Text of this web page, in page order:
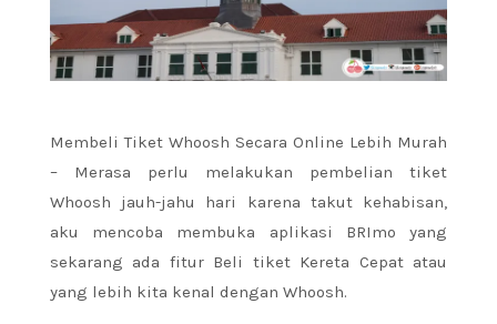
Membeli Tiket Whoosh Secara Online Lebih Murah
– Merasa perlu melakukan pembelian tiket
Whoosh jauh-jahu hari karena takut kehabisan,
aku mencoba membuka aplikasi BRImo yang
sekarang ada fitur Beli tiket Kereta Cepat atau
yang lebih kita kenal dengan Whoosh.